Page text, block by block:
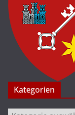
Kategorien